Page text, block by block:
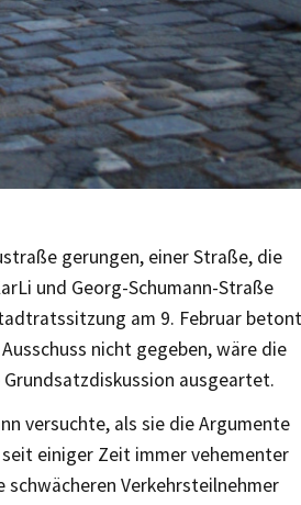
gerungen, einer Straße, die
und Georg-Schumann-Straße
am 9. Februar
nicht gegeben, wäre die
ausgeartet.
versuchte, als sie die Argumente
einiger Zeit immer vehementer
Verkehrsteilnehmer